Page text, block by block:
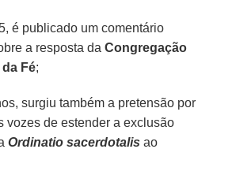
é publicado um comentário
a resposta daCongregação
Fé;
surgiu também a pretensão por
vozes de estender a exclusão
Ordinatio sacerdotalis ao